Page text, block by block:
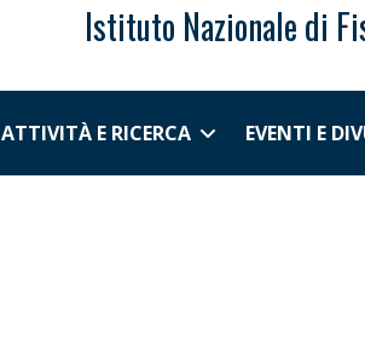
Istituto Nazionale di
ATTIVITÀ E RICERCA EVENTI E